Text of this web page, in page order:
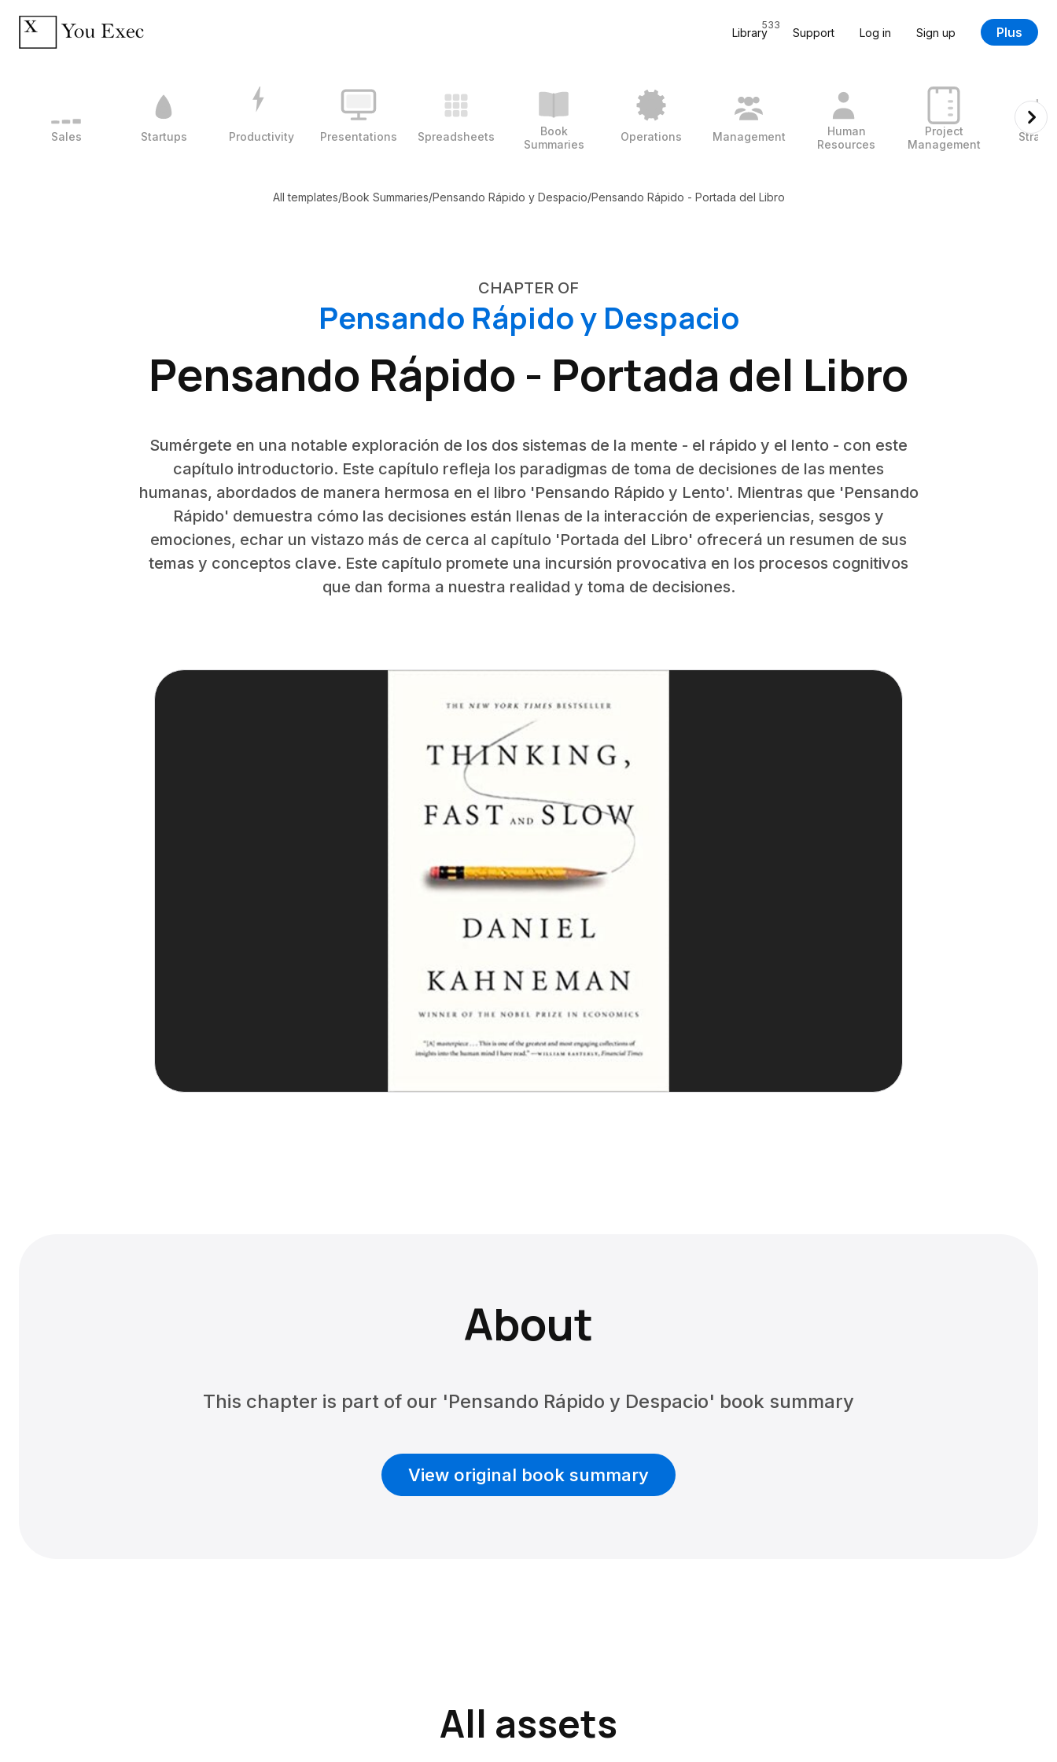
Library
533
Support Log in Sign up Plus
Sales Startups Productivity Presentations Spreadsheets
Book
Summaries
Operations Management
Human
Resources
Project
Management
All templates/Book Summaries/Pensando Rápido y Despacio/Pensando Rápido - Portada del Libro
CHAPTER OF
Pensando Rápido y Despacio
Pensando Rápido - Portada del Libro
Sumérgete en una notable exploración de los dos sistemas de la mente - el rápido y el lento - con este
capítulo introductorio. Este capítulo refleja los paradigmas de toma de decisiones de las mentes
humanas, abordados de manera hermosa en el libro 'Pensando Rápido y Lento'. Mientras que 'Pensando
Rápido' demuestra cómo las decisiones están llenas de la interacción de experiencias, sesgos y
emociones, echar un vistazo más de cerca al capítulo 'Portada del Libro' ofrecerá un resumen de sus
temas y conceptos clave. Este capítulo promete una incursión provocativa en los procesos cognitivos
que dan forma a nuestra realidad y toma de decisiones.
About
This chapter is part of our 'Pensando Rápido y Despacio' book summary
View original book summary
All assets